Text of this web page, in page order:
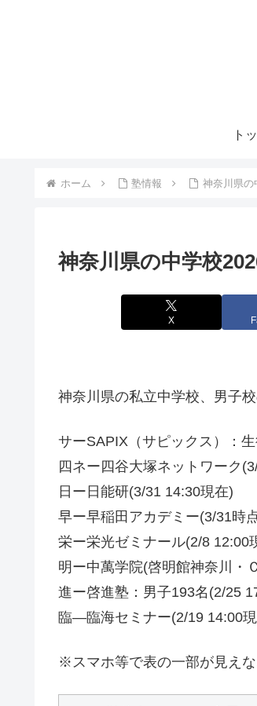
ト
ホーム 塾情報 神奈川県の
神奈川県の中学校
X
神奈川県の私立中学校、男子
サーSAPIX（サピックス）：
四ネー四谷大塚ネットワーク
日ー日能研(3/31 14:30現在)
早ー早稲田アカデミー(3/31時
栄ー栄光ゼミナール(2/8 12:00
明ー中萬学院(啓明館神奈川・
進ー啓進塾：男子193名(2/25
臨—臨海セミナー(2/19 14:00
※スマホ等で表の一部が見え